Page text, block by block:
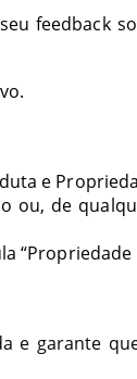
feedback
e
ou, de
e garante